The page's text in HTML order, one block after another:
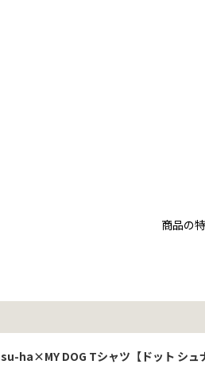
商品の
ha×MY DOG Tシャツ【ドット シュ